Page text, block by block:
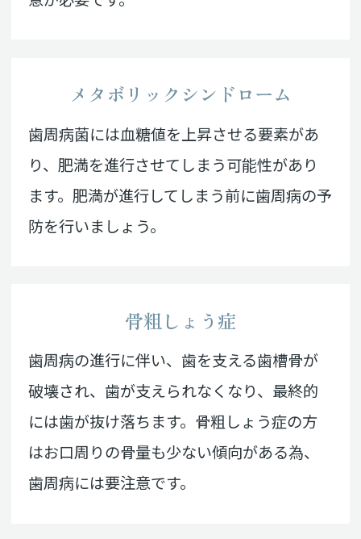
メタボリックシンドローム
歯周病菌には血糖値を上昇させる要素があ
り、肥満を進行させてしまう可能性があり
ます。肥満が進行してしまう前に歯周病の予
防を行いましょう。
骨粗しょう症
歯周病の進行に伴い、歯を支える歯槽骨が
破壊され、歯が支えられなくなり、最終的
には歯が抜け落ちます。骨粗しょう症の方
はお口周りの骨量も少ない傾向がある為、
歯周病には要注意です。